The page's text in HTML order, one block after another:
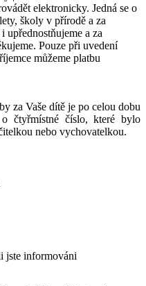
elektronicky. Jedná se o
školy v přírodě a za
upřednostňujeme a za
Pouze při uvedení
můžeme platbu
za Vaše dítě je po celou dobu
čtyřmístné číslo, které bylo
nebo vychovatelkou.
jste informováni